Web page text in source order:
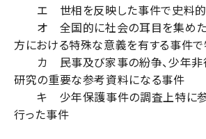
エ 世相を反映した事件で史料的
オ 全国的に社会の耳目を集めた
方における特殊な意義を有する事件
カ 民事及び家事の紛争、少年非
研究の重要な参考資料になる事件
キ 少年保護事件の調査上特に参
行った事件